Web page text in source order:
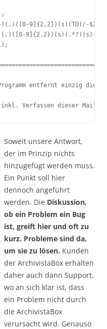
9]{2,2})(s)(TD)/-
Programm entfernt einzig
Verfassen dieser Mail
Soweit unsere Antwort,
der im Prinzip nichts
hinzugefügt werden muss.
Ein Punkt soll hier
dennoch angeführt
werden. Die Diskussion,
ob ein Problem ein Bug
ist, greift hier und oft zu
kurz. Probleme sind da,
um sie zu lösen. Kunden
der ArchivistaBox erhalten
daher auch dann Support,
wo an sich klar ist, dass
ein Problem nicht durch
die ArchivistaBox
verursacht wird. Genauso